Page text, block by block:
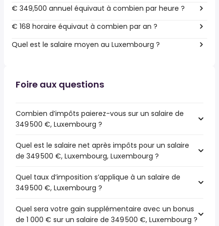
€ 349,500 annuel équivaut à combien par heure ?
€ 168 horaire équivaut à combien par an ?
Quel est le salaire moyen au Luxembourg ?
Foire aux questions
Combien d’impôts paierez-vous sur un salaire de
349 500 €, Luxembourg ?
Quel est le salaire net après impôts pour un salaire
de 349 500 €, Luxembourg, Luxembourg ?
Quel taux d’imposition s’applique à un salaire de
349 500 €, Luxembourg ?
Quel sera votre gain supplémentaire avec un bonus
de 1 000 € sur un salaire de 349 500 €, Luxembourg ?